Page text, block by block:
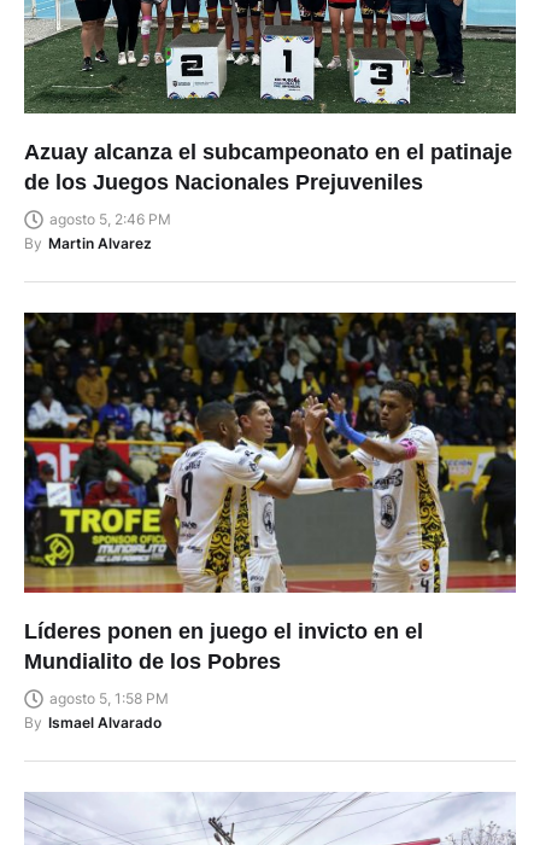
Azuay alcanza el subcampeonato en el patinaje
de los Juegos Nacionales Prejuveniles
agosto 5, 2:46 PM
By Martin Alvarez
Líderes ponen en juego el invicto en el
Mundialito de los Pobres
agosto 5, 1:58 PM
By Ismael Alvarado